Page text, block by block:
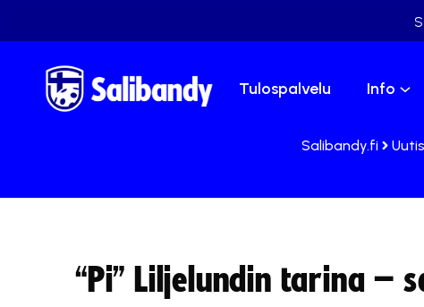
Tulospalvelu Info
Salibandy.fi
“Pi” Liljelundin tarina –